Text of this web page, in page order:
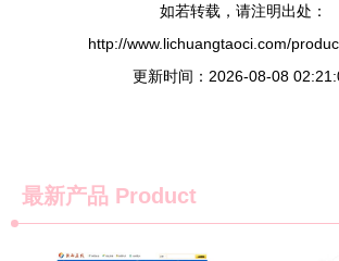
如若转载，请注明出处：
http://www.lichuangtaoci.com/
更新时间：2026-08-08
最新产品 Product